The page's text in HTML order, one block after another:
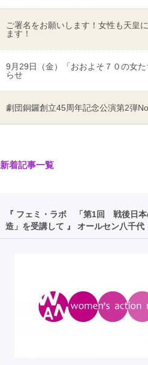
ご署名をお願いします！女性も天皇
ます！
9月29日（金）「おおよそ７０の女
らせ
劇団銅鑼創立45周年記念公演第2弾
新着記事一覧
『 フェミ・ラボ 「第1回 戦後日本
造」を受講して 』 オールセン八千代